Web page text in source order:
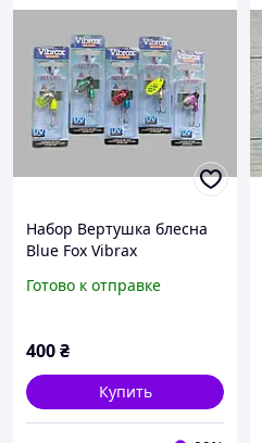
Набор Вертушка блесна
Blue Fox Vibrax
5шт
Готово к отправке
400₴
Купить